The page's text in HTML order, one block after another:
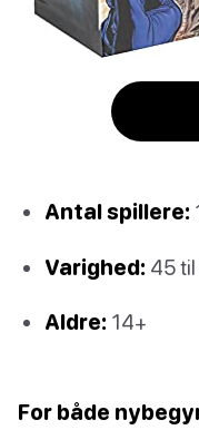
Antal spillere:
Varighed: 45
Aldre: 14+
For både